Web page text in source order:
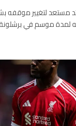
مستعد لتغيير
لمدة موسم في